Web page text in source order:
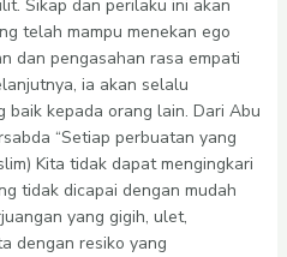
Sikap dan perilaku ini akan
telah mampu menekan ego
dan pengasahan rasa empati
ia akan selalu
kepada orang lain. Dari Abu
“Setiap perbuatan yang
Kita tidak dapat mengingkari
tidak dicapai dengan mudah
yang gigih, ulet,
dengan resiko yang